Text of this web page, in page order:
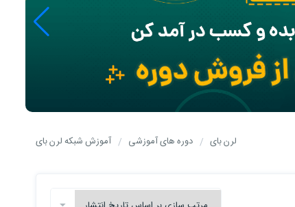
لرن بای دوره های آموزشی آموزش شبکه لرن بای